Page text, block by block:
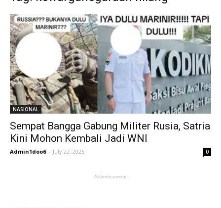
NASIONAL
Sempat Bangga Gabung Militer Rusia, Satria
Kini Mohon Kembali Jadi WNI
Admin1doo6 - July 22, 2025 0
- Advertisement -